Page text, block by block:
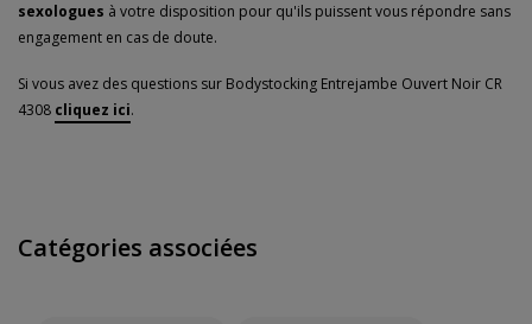
sexologues à votre disposition pour qu'ils puissent vous répondre sans
engagement en cas de doute.
Si vous avez des questions sur Bodystocking Entrejambe Ouvert Noir CR
4308 cliquez ici.
Catégories associées